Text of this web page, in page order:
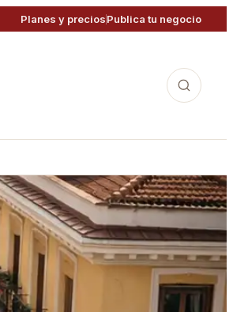
Planes y preciosPublica tu negocio